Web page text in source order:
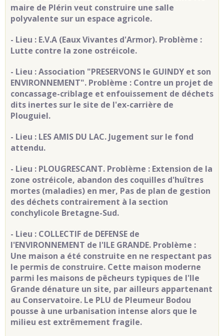
maire de Plérin veut construire une salle
polyvalente sur un espace agricole.
- Lieu : E.V.A (Eaux Vivantes d'Armor). Problème :
Lutte contre la zone ostréicole.
- Lieu : Association "PRESERVONS le GUINDY et son
ENVIRONNEMENT". Problème : Contre un projet de
concassage-criblage et enfouissement de déchets
dits inertes sur le site de l'ex-carrière de
Plouguiel.
- Lieu : LES AMIS DU LAC. Jugement sur le fond
attendu.
- Lieu : PLOUGRESCANT. Problème : Extension de la
zone ostréicole, abandon des coquilles d'huîtres
mortes (maladies) en mer, Pas de plan de gestion
des déchets contrairement à la section
conchylicole Bretagne-Sud.
- Lieu : COLLECTIF de DEFENSE de
l'ENVIRONNEMENT de l'ILE GRANDE. Problème :
Une maison a été construite en ne respectant pas
le permis de construire. Cette maison moderne
parmi les maisons de pêcheurs typiques de l'Ile
Grande dénature un site, par ailleurs appartenant
au Conservatoire. Le PLU de Pleumeur Bodou
pousse à une urbanisation intense alors que le
milieu est extrêmement fragile.